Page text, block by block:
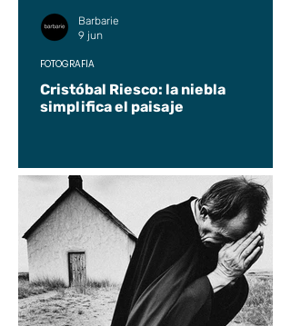
Cristóbal Riesco: la niebla
simplifica el paisaje
FOTOGRAFÍA
Barbarie
9 jun